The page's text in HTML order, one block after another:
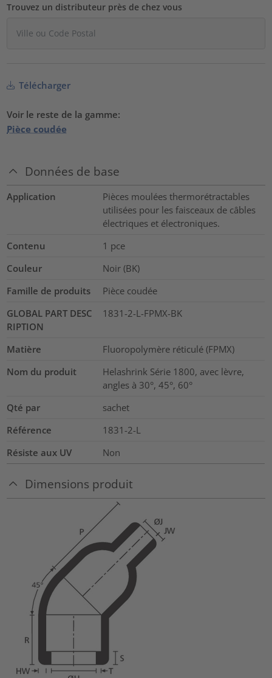
Trouvez un distributeur près de chez vous
Télécharger
Voir le reste de la gamme:
Pièce coudée
Données de base
Application
Pièces moulées thermorétractables
utilisées pour les faisceaux de câbles
électriques et électroniques.
Contenu
1 pce
Couleur
Noir (BK)
Famille de produits
Pièce coudée
GLOBAL PART DESC
RIPTION
1831-2-L-FPMX-BK
Matière
Fluoropolymère réticulé (FPMX)
Nom du produit
Helashrink Série 1800, avec lèvre,
angles à 30°, 45°, 60°
Qté par
sachet
Référence
1831-2-L
Résiste aux UV
Non
Dimensions produit